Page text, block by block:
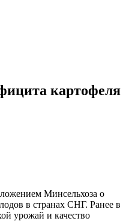
картофеля
Минсельхоза о
в странах СНГ. Ранее в
урожай и качество